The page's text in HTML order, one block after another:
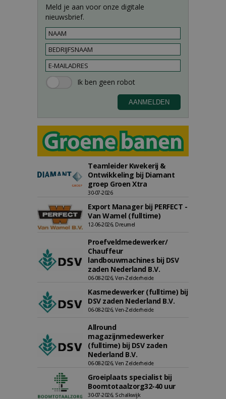
Meld je aan voor onze digitale
nieuwsbrief.
Teamleider Kwekerij &
Ontwikkeling bij Diamant
groep Groen Xtra
30-07-2026
Export Manager bij PERFECT -
Van Wamel (fulltime)
12-06-2026, Dreumel
Proefveldmedewerker/
Chauffeur
landbouwmachines bij DSV
zaden Nederland B.V.
06-08-2026, Ven-Zelderheide
Kasmedewerker (fulltime) bij
DSV zaden Nederland B.V.
06-08-2026, Ven-Zelderheide
Allround
magazijnmedewerker
(fulltime) bij DSV zaden
Nederland B.V.
06-08-2026, Ven Zelderheide
Groeiplaats specialist bij
Boomtotaalzorg32-40 uur
30-07-2026, Schalkwijk